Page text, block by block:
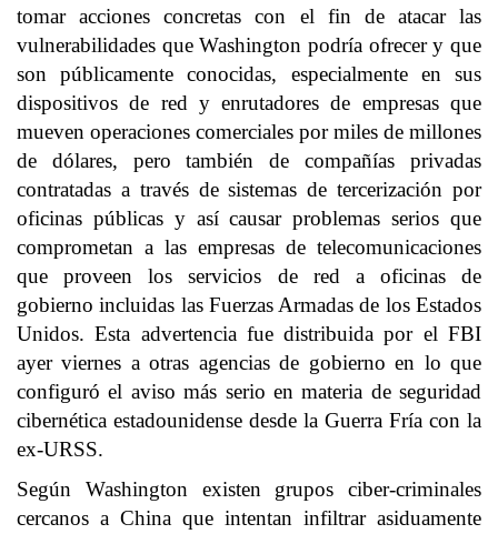
tomar acciones concretas con el fin de atacar las
vulnerabilidades que Washington podría ofrecer y que
son públicamente conocidas, especialmente en sus
dispositivos de red y enrutadores de empresas que
mueven operaciones comerciales por miles de millones
de dólares, pero también de compañías privadas
contratadas a través de sistemas de tercerización por
oficinas públicas y así causar problemas serios que
comprometan a las empresas de telecomunicaciones
que proveen los servicios de red a oficinas de
gobierno incluidas las Fuerzas Armadas de los Estados
Unidos. Esta advertencia fue distribuida por el FBI
ayer viernes a otras agencias de gobierno en lo que
configuró el aviso más serio en materia de seguridad
cibernética estadounidense desde la Guerra Fría con la
ex-URSS.
Según Washington existen grupos ciber-criminales
cercanos a China que intentan infiltrar asiduamente